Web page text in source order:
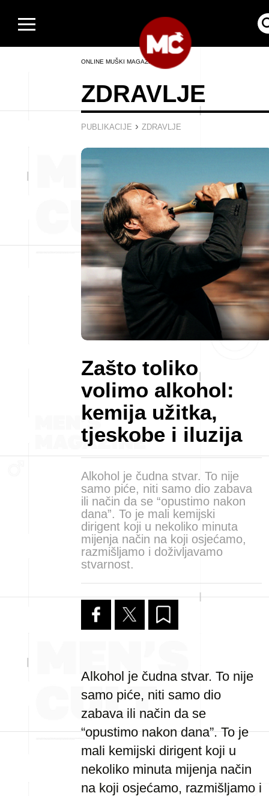
ONLINE MUŠKI MAGAZIN
ZDRAVLJE
PUBLIKACIJE › ZDRAVLJE
Zašto toliko
volimo alkohol:
kemija užitka,
tjeskobe i iluzija
Alkohol je čudna stvar. To nije
samo piće, niti samo dio zabava
ili način da se “opustimo nakon
dana”. To je mali kemijski
dirigent koji u nekoliko minuta
mijenja način na koji osjećamo,
razmišljamo i doživljavamo
stvarnost.
Alkohol je čudna stvar. To nije
samo piće, niti samo dio
zabava ili način da se
“opustimo nakon dana”. To je
mali kemijski dirigent koji u
nekoliko minuta mijenja način
na koji osjećamo, razmišljamo i